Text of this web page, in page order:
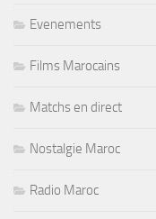
Evenements
Films Marocains
Matchs en direct
Nostalgie Maroc
Radio Maroc